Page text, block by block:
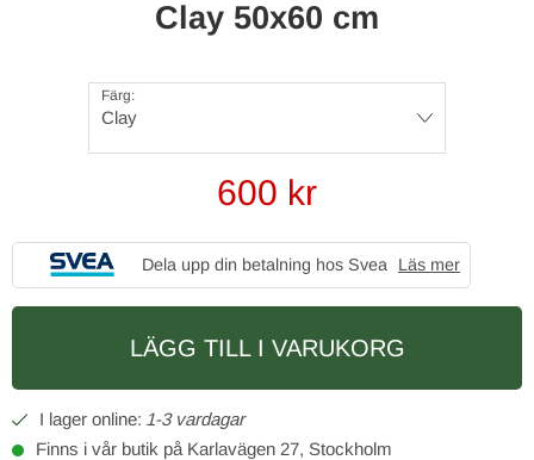
Clay 50x60 cm
Färg:
Clay
600 kr
Dela upp din betalning hos Svea Läs mer
LÄGG TILL I VARUKORG
1-3 vardagar
Finns i vår butik på Karlavägen 27, Stockholm